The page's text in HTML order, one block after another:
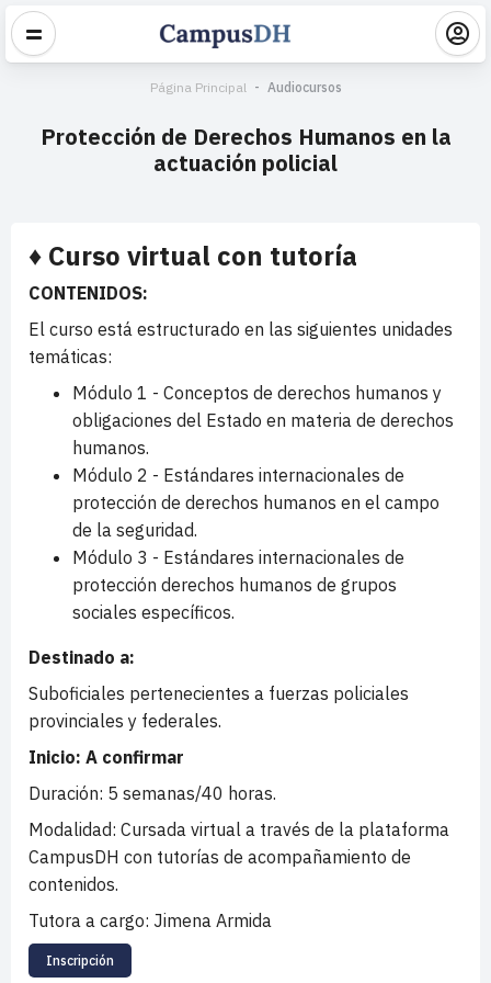
Página Principal Audiocursos
Protección de Derechos Humanos en la
actuación policial
♦ Curso virtual con tutoría
CONTENIDOS:
El curso está estructurado en las siguientes unidades
temáticas:
Módulo 1 - Conceptos de derechos humanos y
obligaciones del Estado en materia de derechos
humanos.
Módulo 2 - Estándares internacionales de
protección de derechos humanos en el campo
de la seguridad.
Módulo 3 - Estándares internacionales de
protección derechos humanos de grupos
sociales específicos.
Destinado a:
Suboficiales pertenecientes a fuerzas policiales
provinciales y federales.
Inicio: A confirmar
Duración: 5 semanas/40 horas.
Modalidad: Cursada virtual a través de la plataforma
CampusDH con tutorías de acompañamiento de
contenidos.
Tutora a cargo: Jimena Armida
Inscripción